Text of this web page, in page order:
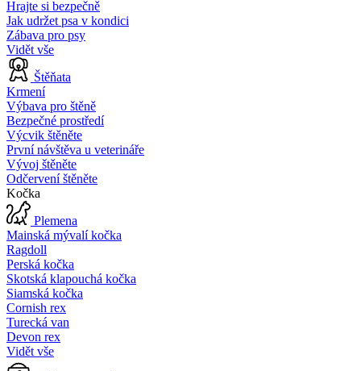
Hrajte si bezpečně
Jak udržet psa v kondici
Zábava pro psy
Vidět vše
Štěňata
Krmení
Výbava pro štěně
Bezpečné prostředí
Výcvik štěněte
První návštěva u veterináře
Vývoj štěněte
Odčervení štěněte
Kočka
Plemena
Mainská mývalí kočka
Ragdoll
Perská kočka
Skotská klapouchá kočka
Siamská kočka
Cornish rex
Turecká van
Devon rex
Vidět vše